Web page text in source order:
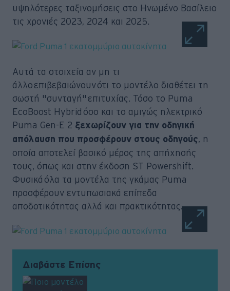
υψηλότερες ταξινομήσεις στο Ηνωμένο Βασίλειο
τις χρονιές 2023, 2024 και 2025.
Αυτά τα στοιχεία αν μη τι
άλλο επιβεβαιώνουν ότι το μοντέλο διαθέτει τη
σωστή "συνταγή" επιτυχίας. Τόσο το Puma
EcoBoost Hybrid όσο και το αμιγώς ηλεκτρικό
Puma Gen-E 2 ξεχωρίζουν για την οδηγική
απόλαυση που προσφέρουν στους οδηγούς, η
οποία αποτελεί βασικό μέρος της απήχησής
τους, όπως και στην έκδοση ST Powershift.
Φυσικά όλα τα μοντέλα της γκάμας Puma
προσφέρουν εντυπωσιακά επίπεδα
αποδοτικότητας αλλά και πρακτικότητας.
Διαβάστε Επίσης